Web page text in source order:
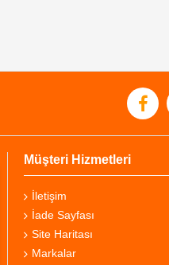
Müşteri Hizmetleri
İletişim
İade Sayfası
Site Haritası
Markalar